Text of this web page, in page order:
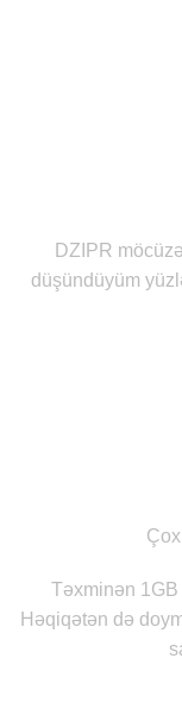
DZIPR
düşündüyüm
Təxminən
Həqiqətən də